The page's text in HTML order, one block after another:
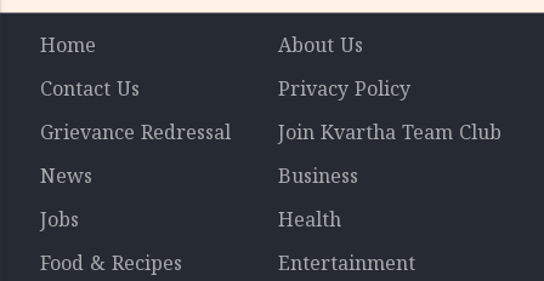
Home
About Us
Contact Us
Privacy Policy
Grievance Redressal
Join Kvartha Team Club
News
Business
Jobs
Health
Food & Recipes
Entertainment